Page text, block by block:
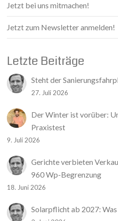
Jetzt bei uns mitmachen!
Jetzt zum Newsletter anmelden!
Letzte Beiträge
Steht der
27. Juli 2026
Der Winter ist vorüber:
Praxistest
9. Juli 2026
Gerichte verbieten
960 Wp-Begrenzung
18. Juni 2026
Solarpflicht ab 2027: